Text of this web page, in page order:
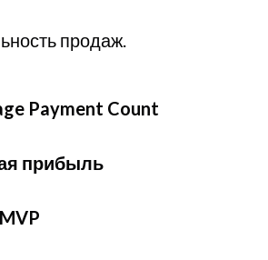
продаж.
Payment Count
прибыль